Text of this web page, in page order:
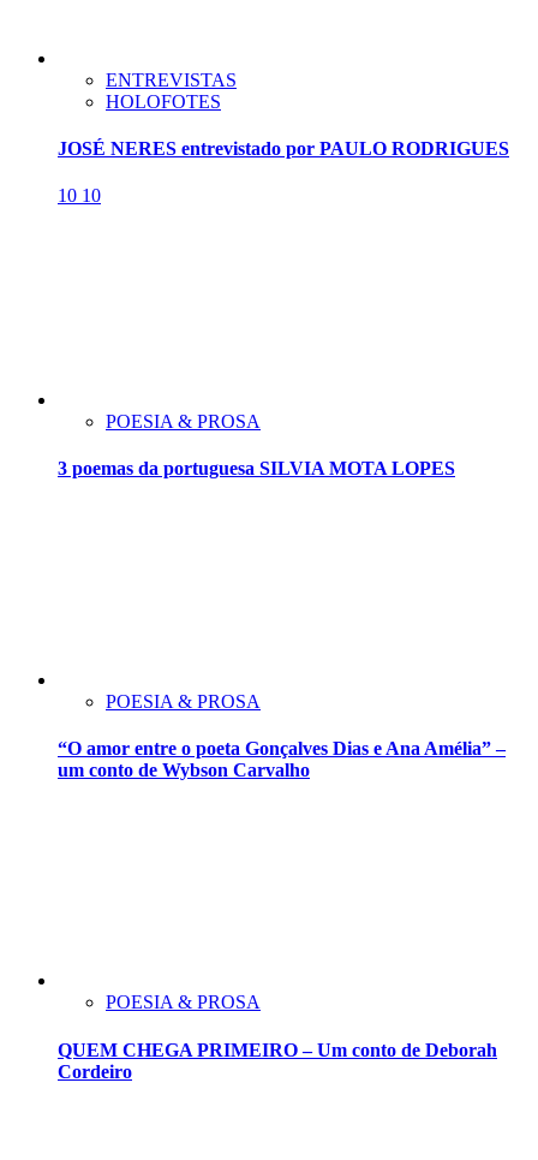
ENTREVISTAS
HOLOFOTES
JOSÉ NERES entrevistado por PAULO RODRIGUES
10 10
POESIA & PROSA
3 poemas da portuguesa SILVIA MOTA LOPES
POESIA & PROSA
“O amor entre o poeta Gonçalves Dias e Ana Amélia” –
um conto de Wybson Carvalho
POESIA & PROSA
QUEM CHEGA PRIMEIRO – Um conto de Deborah
Cordeiro